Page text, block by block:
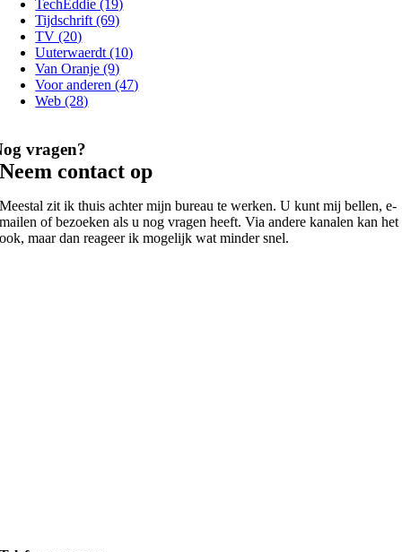
TechEddie (19)
Tijdschrift (69)
TV (20)
Uuterwaerdt (10)
Van Oranje (9)
Voor anderen (47)
Web (28)
vragen?
Neem contact op
Meestal zit ik thuis achter mijn bureau te werken. U kunt mij bellen, e-
mailen of bezoeken als u nog vragen heeft. Via andere kanalen kan het
ook, maar dan reageer ik mogelijk wat minder snel.